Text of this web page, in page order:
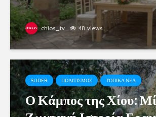
chios_tv 48 views
SLIDER ΠΟΛΙΤΙΣΜΟΣ ΤΟΠΙΚΑ ΝΕΑ
Ο Κάμπος της Χίου: